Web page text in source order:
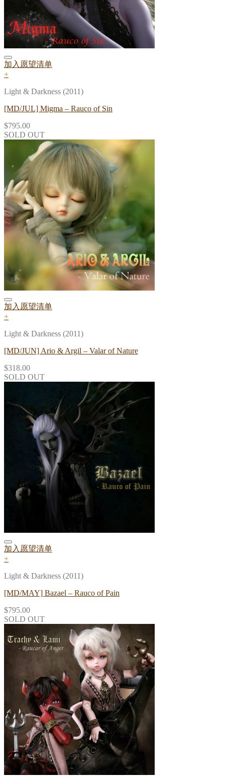
加入愿望清单
+
Light & Darkness (2011)
[MD/JUL] Migma – Rauco of Sin
$795.00
SOLD OUT
加入愿望清单
+
Light & Darkness (2011)
[MD/JUN] Ario & Argil – Valar of Nature
$318.00
SOLD OUT
加入愿望清单
+
Light & Darkness (2011)
[MD/MAY] Bazael – Rauco of Pain
$795.00
SOLD OUT